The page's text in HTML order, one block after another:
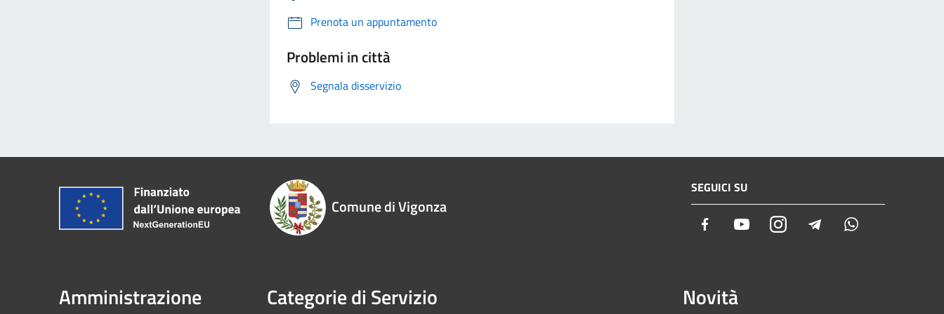
Prenota un appuntamento
Problemi in città
Segnala disservizio
Comune di Vigonza
SEGUICI SU
Facebook YoutubeInstagramTelegram
Amministrazione Categorie di Servizio Novità